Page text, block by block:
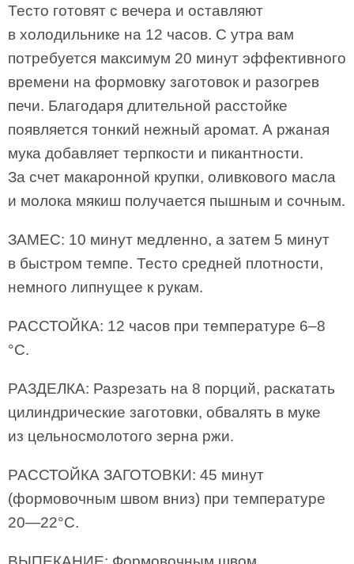
Тесто готовят с вечера и оставляют
в холодильнике на 12 часов. С утра вам
потребуется максимум 20 минут эффективного
времени на формовку заготовок и разогрев
печи. Благодаря длительной расстойке
появляется тонкий нежный аромат. А ржаная
мука добавляет терпкости и пикантности.
За счет макаронной крупки, оливкового масла
и молока мякиш получается пышным и сочным.
ЗАМЕС: 10 минут медленно, а затем 5 минут
в быстром темпе. Тесто средней плотности,
немного липнущее к рукам.
РАССТОЙКА: 12 часов при температуре 6–8
°C.
РАЗДЕЛКА: Разрезать на 8 порций, раскатать
цилиндрические заготовки, обвалять в муке
из цельносмолотого зерна ржи.
РАССТОЙКА ЗАГОТОВКИ: 45 минут
(формовочным швом вниз) при температуре
20—22°C.